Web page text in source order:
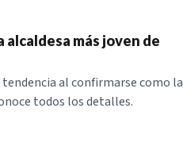
alcaldesa más joven de
al confirmarse como la
todos los detalles.